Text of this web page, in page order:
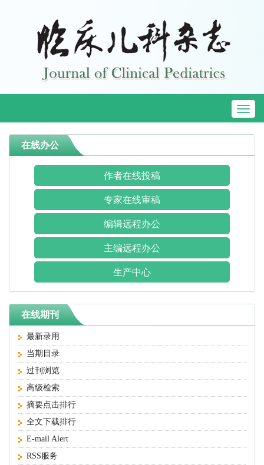
在线办公
作者在线投稿
专家在线审稿
编辑远程办公
主编远程办公
生产中心
在线期刊
最新录用
当期目录
过刊浏览
高级检索
摘要点击排行
全文下载排行
E-mail Alert
RSS服务